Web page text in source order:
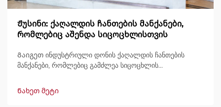
Ჟუსინი: ქაღალდის ჩანთების მანქანები,
რომლებიც აშენდა სიცოცხლისთვის
Გაიგეთ ინდუსტრიული დონის ქაღალდის ჩანთების
მანქანები, რომლებიც გამძლეა სიცოცხლის
მსოფლიოში ნდობით გამოიყენება გამძლეობის,
მარტივად მართვის და მინიმალური შესვენების გამო.
Ნახეთ მეტი